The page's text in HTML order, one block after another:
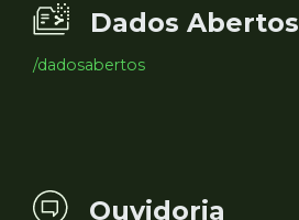
Dados Abertos
/dadosabertos
Ouvidoria